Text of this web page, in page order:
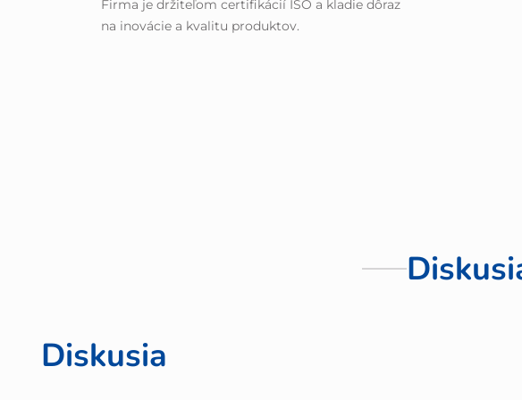
Firma je držiteľom certifikácií ISO a kladie dôraz
na inovácie a kvalitu produktov.
Diskusia